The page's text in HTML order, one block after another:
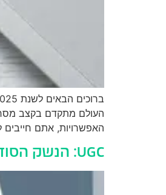
העולם מתקדם בקצב
האפשרויות, אתם
UGC: הנשק הסודי של חנויות האיקומרס המצליחות